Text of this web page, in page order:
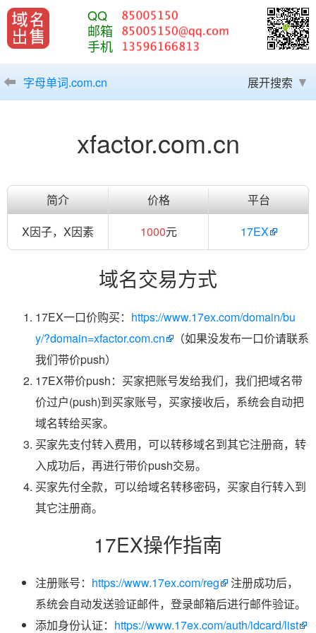
QQ
邮箱
手机
字母单词.com.cn 展开搜索
xfactor.com.cn
简介 价格
平台
X因子，X因素
1000元 17EX
域名交易方式
17EX一口价购买： https://www.17ex.com/domain/bu
y/?domain=xfactor.com.cn
（如果没发布一口价请联系
我们带价push）
17EX带价push：买家把账号发给我们，我们把域名带
价过户(push)到买家账号，买家接收后，系统会自动把
域名转给买家。
买家先支付转入费用，可以转移域名到其它注册商，转
入成功后，再进行带价push交易。
买家先付全款，可以给域名转移密码，买家自行转入到
其它注册商。
17EX操作指南
注册账号： https://www.17ex.com/reg
注册成功后，
系统会自动发送验证邮件，登录邮箱后进行邮件验证。
添加身份认证： https://www.17ex.com/auth/idcard/list